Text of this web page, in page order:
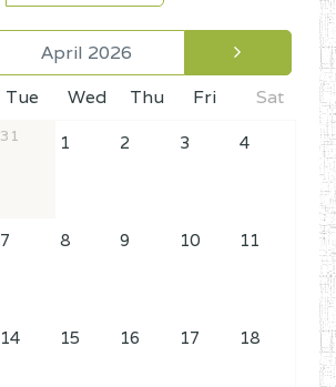
April 2026
Tue Wed Thu Fri Sat
31 1 2 3 4
7 8 9 10 11
14 15 16 17 18